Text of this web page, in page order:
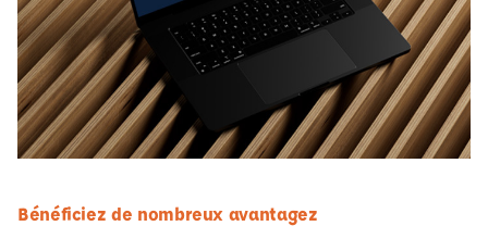
Bénéficiez de nombreux avantagez